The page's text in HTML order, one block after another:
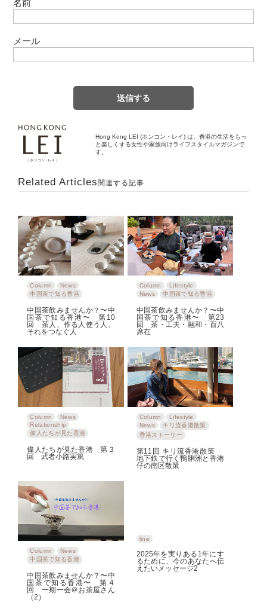
名前
メール
Hong Kong LEI (ホンコン・レイ) は、香港の生活をもっ
と楽しくする女性や家族向けライフスタイルマガジンで
す。
Related Articles関連する記事
Column
News
中国茶で知る香港
中国茶飲みませんか？〜中
国茶で知る香港〜 第10
回 茶人、作る人使う人、
それをつなぐ人
Column
Lifestyle
News
中国茶で知る香港
中国茶飲みませんか？〜中
国茶で知る香港〜 第23
回 茶・工夫・融和・百八
席在
Column
News
Relationship
偉人たちが見た香港
偉人たちが見た香港 第３
回 武者小路実篤
Column
Lifestyle
News
キリ流香港散策
香港ストーリー
第11回 キリ流香港散策
地下鉄で行く鴨脷洲と香港
仔の南区散策
Column
News
中国茶で知る香港
中国茶飲みませんか？〜中
国茶で知る香港〜 第４
回 一期一会＠お茶屋さん
（2）
line
2025年を実りある1年にす
るために、今のあなたへ伝
えたいメッセージ2